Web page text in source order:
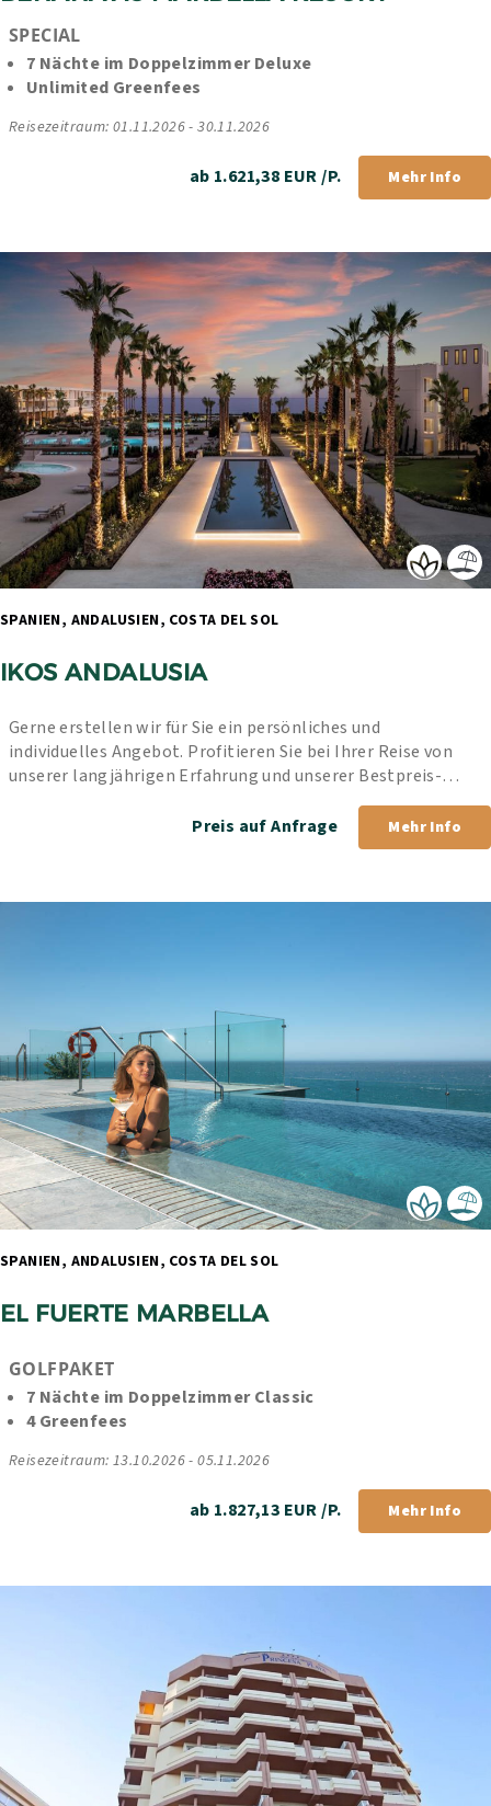
SPECIAL
7 Nächte im Doppelzimmer Deluxe
Unlimited Greenfees
Reisezeitraum: 01.11.2026 - 30.11.2026
ab 1.621,38 EUR /P. Mehr Info
IKOS ANDALUSIA
Gerne erstellen wir für Sie ein persönliches und
individuelles Angebot. Profitieren Sie bei Ihrer Reise von
unserer langjährigen Erfahrung und unserer Bestpreis-
Preis auf Anfrage
Mehr Info
EL FUERTE MARBELLA
GOLFPAKET
7 Nächte im Doppelzimmer Classic
4 Greenfees
Reisezeitraum: 13.10.2026 - 05.11.2026
ab 1.827,13 EUR /P. Mehr Info